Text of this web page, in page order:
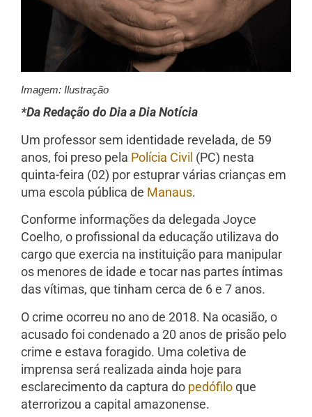
Imagem: Ilustração
*Da Redação do Dia a Dia Notícia
Um professor sem identidade revelada, de 59
anos, foi preso pela Polícia Civil (PC) nesta
quinta-feira (02) por estuprar várias crianças em
uma escola pública de Manaus.
Conforme informações da delegada Joyce
Coelho, o profissional da educação utilizava do
cargo que exercia na instituição para manipular
os menores de idade e tocar nas partes íntimas
das vítimas, que tinham cerca de 6 e 7 anos.
O crime ocorreu no ano de 2018. Na ocasião, o
acusado foi condenado a 20 anos de prisão pelo
crime e estava foragido. Uma coletiva de
imprensa será realizada ainda hoje para
esclarecimento da captura do pedófiloque
aterrorizou a capital amazonense.